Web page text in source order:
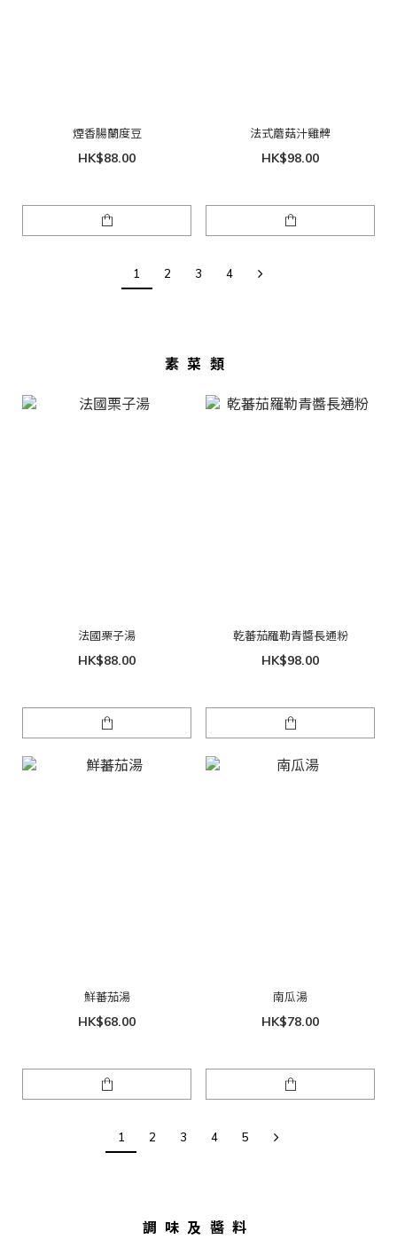
煙香腸蘭度豆
HK$88.00
法式蘑菇汁雞髀
HK$98.00
1 2 3 4
素菜類
法國栗子湯
HK$88.00
乾蕃茄羅勒青醬長通粉
HK$98.00
鮮蕃茄湯
HK$68.00
南瓜湯
HK$78.00
1 2 3 4 5
調味及醬料